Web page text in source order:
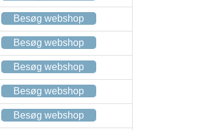
Besøg webshop
Besøg webshop
Besøg webshop
Besøg webshop
Besøg webshop